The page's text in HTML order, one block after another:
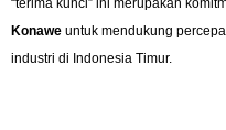
Konawe untuk mendukung
industri di Indonesia Timur.